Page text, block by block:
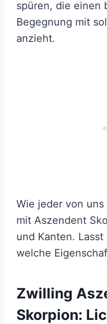
spüren, die einen
Begegnung mit
anzieht.
Wie jeder von
mit Aszendent
und Kanten. Lasst
welche
Zwilling
Skorpion: